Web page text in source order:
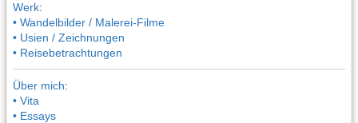
Werk:
• Wandelbilder / Malerei-Filme
• Usien / Zeichnungen
• Reisebetrachtungen
Über mich:
• Vita
• Essays